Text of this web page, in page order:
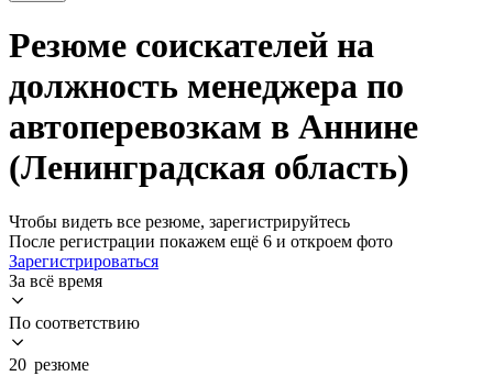
Резюме соискателей на
должность менеджера по
автоперевозкам в Аннине
(Ленинградская область)
Чтобы видеть все резюме, зарегистрируйтесь
После регистрации покажем ещё 6 и откроем фото
Зарегистрироваться
За всё время
По соответствию
20 резюме